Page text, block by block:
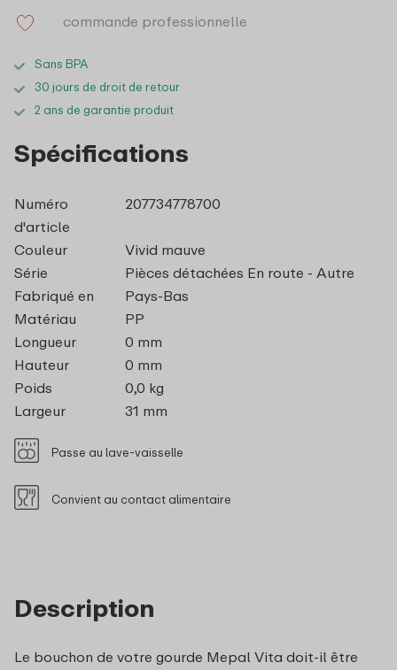
commande professionnelle
Sans BPA
30 jours de droit de retour
2 ans de garantie produit
Description
Le bouchon de votre gourde Mepal Vita doit-il être
Spécifications
Numéro
d'article
207734778700
Couleur
Vivid mauve
Série
Pièces détachées En route - Autre
Fabriqué en
Pays-Bas
Matériau
PP
Longueur
0 mm
Hauteur
0 mm
Poids
0,0 kg
Largeur
31 mm
Passe au lave-vaisselle
Convient au contact alimentaire